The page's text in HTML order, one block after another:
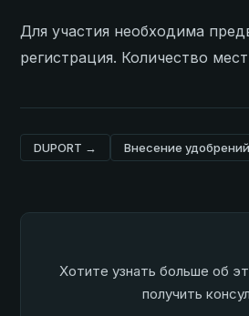
Для участия необходима
регистрация. Количество
DUPORT → Внесение
Хотите узнать больше об
получить